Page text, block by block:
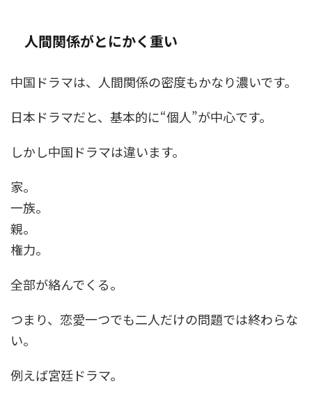
人間関係がとにかく重い
中国ドラマは、人間関係の密度もかなり濃いです。
日本ドラマだと、基本的に“個人”が中心です。
しかし中国ドラマは違います。
家。
一族。
親。
権力。
全部が絡んでくる。
つまり、恋愛一つでも二人だけの問題では終わらな
い。
例えば宮廷ドラマ。